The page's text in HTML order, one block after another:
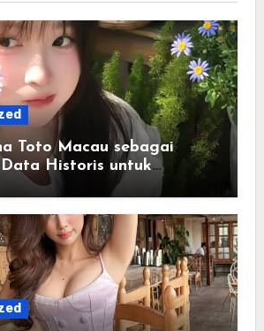
Toto Macau sebagai
Historis untuk
Informasi Secara Lebih